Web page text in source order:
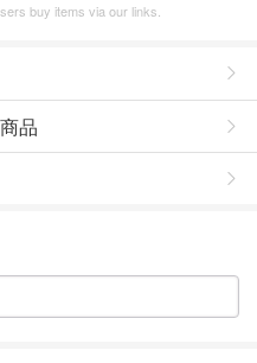
buy items via our links.
品